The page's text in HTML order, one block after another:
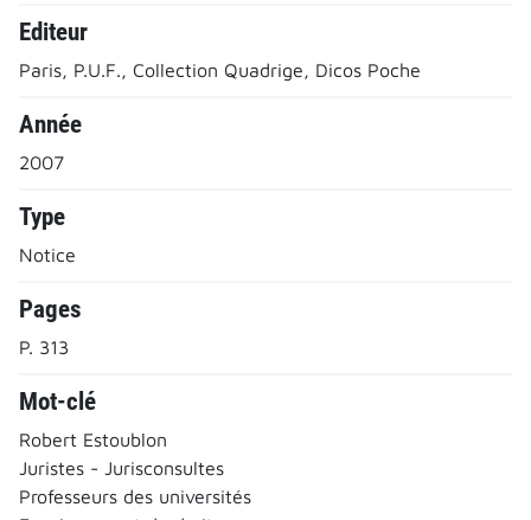
Editeur
Paris, P.U.F., Collection Quadrige, Dicos Poche
Année
2007
Type
Notice
Pages
P. 313
Mot-clé
Robert Estoublon
Juristes - Jurisconsultes
Professeurs des universités